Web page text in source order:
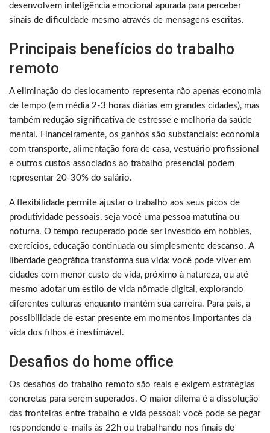
desenvolvem inteligência emocional apurada para perceber
sinais de dificuldade mesmo através de mensagens escritas.
Principais benefícios do trabalho
remoto
A eliminação do deslocamento representa não apenas economia
de tempo (em média 2-3 horas diárias em grandes cidades), mas
também redução significativa de estresse e melhoria da saúde
mental. Financeiramente, os ganhos são substanciais: economia
com transporte, alimentação fora de casa, vestuário profissional
e outros custos associados ao trabalho presencial podem
representar 20-30% do salário.
A flexibilidade permite ajustar o trabalho aos seus picos de
produtividade pessoais, seja você uma pessoa matutina ou
noturna. O tempo recuperado pode ser investido em hobbies,
exercícios, educação continuada ou simplesmente descanso. A
liberdade geográfica transforma sua vida: você pode viver em
cidades com menor custo de vida, próximo à natureza, ou até
mesmo adotar um estilo de vida nômade digital, explorando
diferentes culturas enquanto mantém sua carreira. Para pais, a
possibilidade de estar presente em momentos importantes da
vida dos filhos é inestimável.
Desafios do home office
Os desafios do trabalho remoto são reais e exigem estratégias
concretas para serem superados. O maior dilema é a dissolução
das fronteiras entre trabalho e vida pessoal: você pode se pegar
respondendo e-mails às 22h ou trabalhando nos finais de